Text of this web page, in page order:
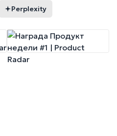
Perplexity